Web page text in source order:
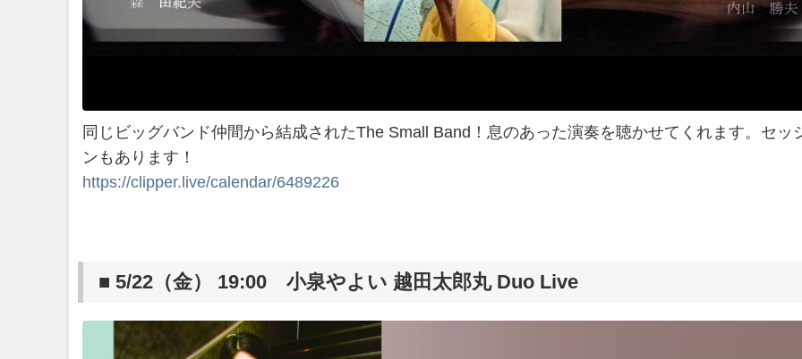
同じビッグバンド仲間から結成されたThe Small Band！息のあった演奏を聴かせてくれます。セッ
ンもあります！
https://clipper.live/calendar/6489226
■ 5/22（金） 19:00 小泉やよい 越田太郎丸 Duo Live